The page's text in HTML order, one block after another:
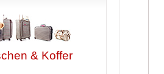
& Koffer